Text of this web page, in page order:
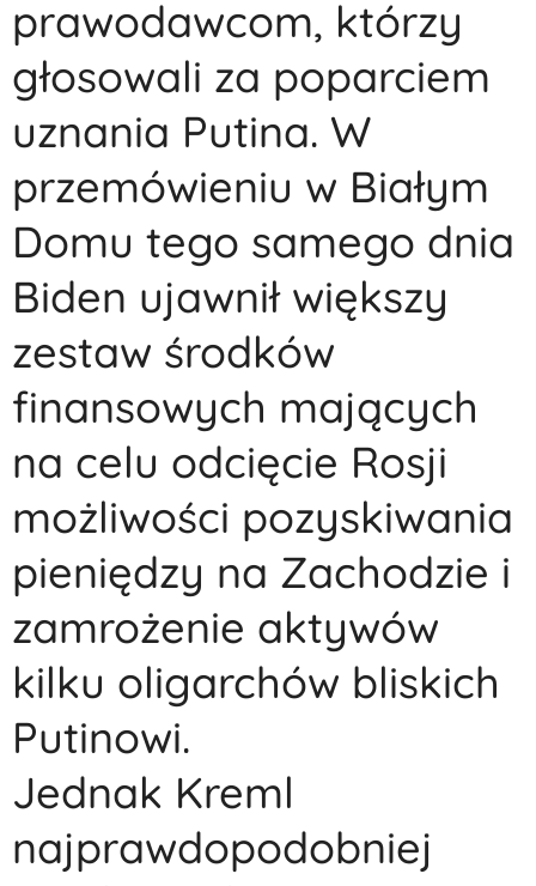
prawodawcom, którzy
głosowali za poparciem
uznania Putina. W
przemówieniu w Białym
Domu tego samego dnia
Biden ujawnił większy
zestaw środków
finansowych mających
na celu odcięcie Rosji
możliwości pozyskiwania
pieniędzy na Zachodzie i
zamrożenie aktywów
kilku oligarchów bliskich
Putinowi.
Jednak Kreml
najprawdopodobniej